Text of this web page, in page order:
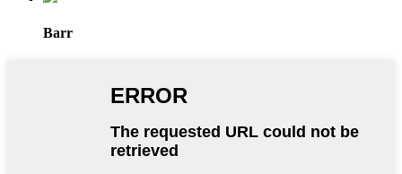
Barr